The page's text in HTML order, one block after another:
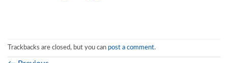
Trackbacks are closed, but you can post a comment.